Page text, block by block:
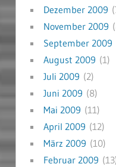
Dezember 2009
November 2009
September 2009
August 2009 (1)
Juli 2009 (2)
Juni 2009 (8)
Mai 2009 (11)
April 2009 (12)
März 2009 (10)
Februar 2009